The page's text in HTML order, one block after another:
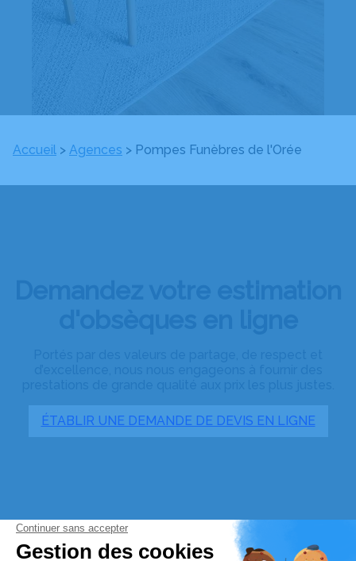
Accueil > Agences > Pompes Funèbres de l'Orée
ÉTABLIR UNE DEMANDE DE DEVIS EN LIGNE